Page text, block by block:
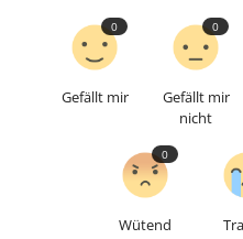
Gefällt mir
0
Gefällt mir
nicht
0
Wütend
0